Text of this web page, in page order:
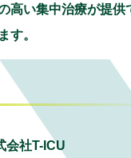
高い集中治療が提供
す。
会社T-ICU